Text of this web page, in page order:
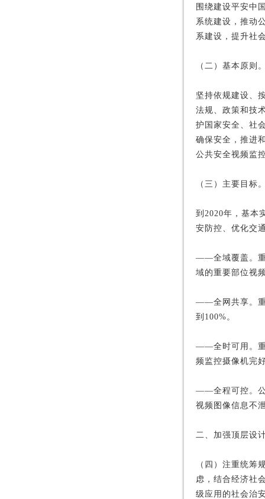
围绕建设平安中
系统建设，推动
系建设，提升社
（二）基本原则
坚持依规建设、
法规、政策和技
护国家安全、社
确保安全，推进
公共安全视频监
（三）主要目标
到2020年，基本
安防控、优化交
——全域覆盖。重
域的重要部位视
——全网共享。重
到100%。
——全时可用。重
频监控摄像机完
——全程可控。公
视频图像信息不
二、加强顶层设
（四）注重统筹
虑，结合经济社
级应用的社会治